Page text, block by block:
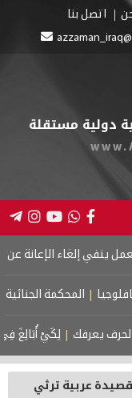
اتصل بنا
دولية مستقلة
إلغاء الإعانة عن
| المحكمة الجنائية
يعرفك | لِكَيْ أُبَالِغَ فِي
قصيدة عربية ترثي